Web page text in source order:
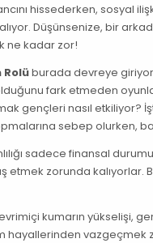
hissederken, sosyal
Düşünsenize, bir
ne kadar zor!
Rolüburada devreye
fark etmeden
gençleri nasıl etkiliyor?
sebep olurken,
sadece finansal
etmek zorunda kalıyorlar.
kumarın yükselişi,
hayallerinden vazgeçmek